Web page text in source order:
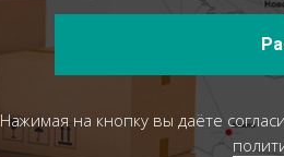
Нажимая на кнопку вы даёте